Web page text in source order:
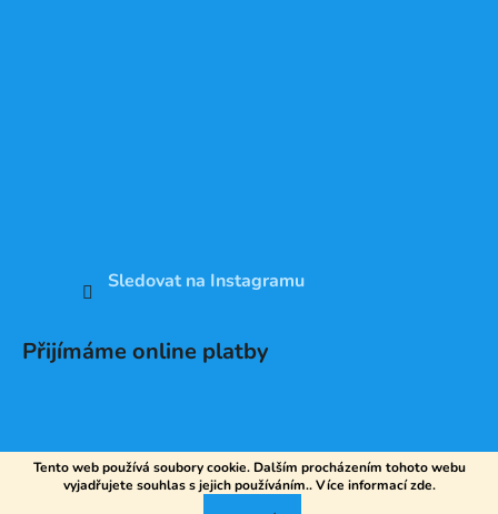
Tento web používá soubory cookie. Dalším procházením tohoto webu
vyjadřujete souhlas s jejich používáním.. Více informacízde.
Sledovat na Instagramu
Přijímáme online platby